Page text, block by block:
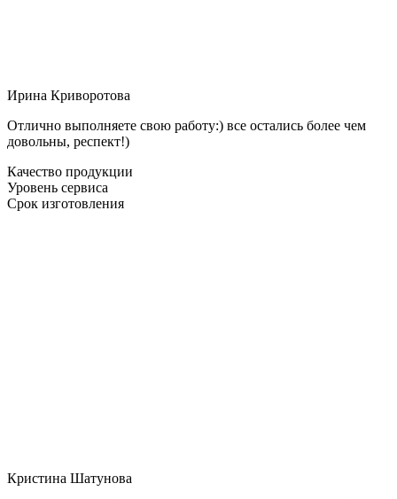
Ирина Криворотова
Отлично выполняете свою работу:) все остались более чем
довольны, респект!)
Качество продукции
Уровень сервиса
Срок изготовления
Кристина Шатунова